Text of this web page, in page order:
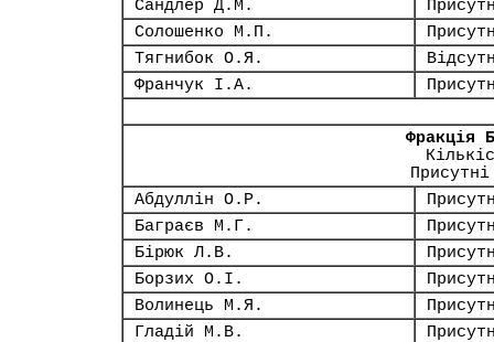
Сандлер Д.М.
Солошенко М.П.
Тягнибок О.Я.
Франчук І.А.
Фракція
Абдуллін О.Р.
Баграєв М.Г.
Бірюк Л.В.
Борзих О.І.
Волинець М.Я.
Гладій М.В.